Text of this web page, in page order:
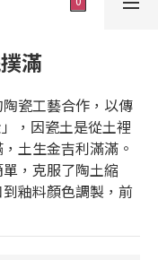
滿
瓷工藝合作，以傳
，因瓷土是從土裡
土生金吉利滿滿。
，克服了陶土縮
釉料顏色調製，前